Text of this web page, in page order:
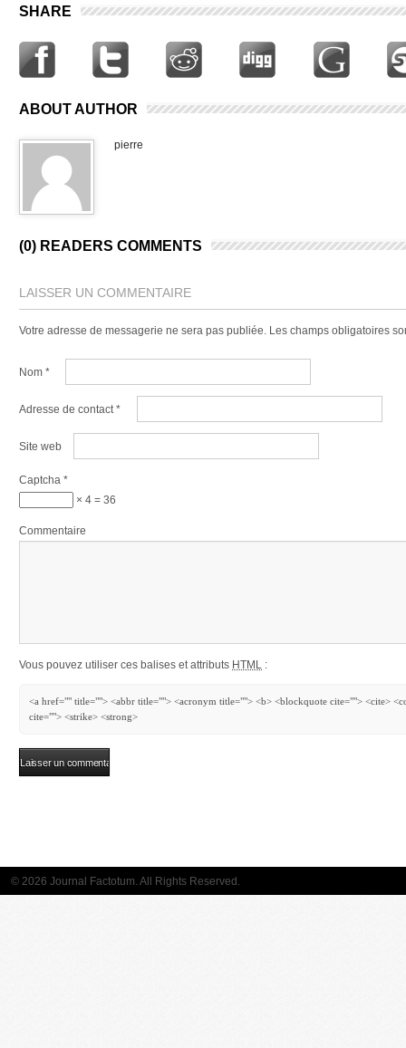
SHARE
ABOUT AUTHOR
pierre
(0) READERS COMMENTS
LAISSER UN COMMENTAIRE
Votre adresse de messagerie ne sera pas publiée. Les champs obligatoires
Nom *
Adresse de contact*
Site web
Captcha *
× 4 = 36
Commentaire
Vous pouvez utiliser ces balises et attributs HTML :
<a href="" title=""> <abbr title=""> <acronym title=""> <b> <blockquote cite=""> <cite>
cite=""> <strike> <strong>
© 2026 Journal Factotum. All Rights Reserved.